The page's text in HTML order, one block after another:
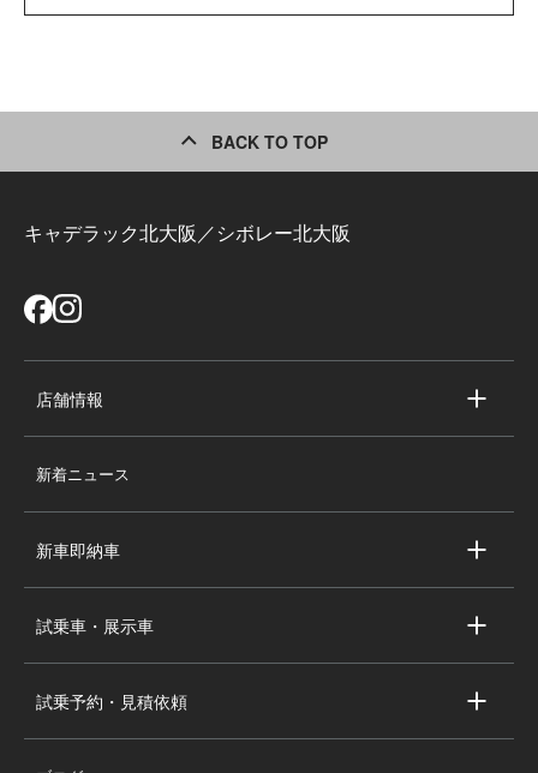
BACK TO TOP
キャデラック北大阪／シボレー北大阪
店舗情報
スタッフ紹介
個人情報の取り扱い
新着ニュース
新車即納車
シボレー新車即納車
試乗車・展示車
シボレー試乗車・展示車
試乗予約・見積依頼